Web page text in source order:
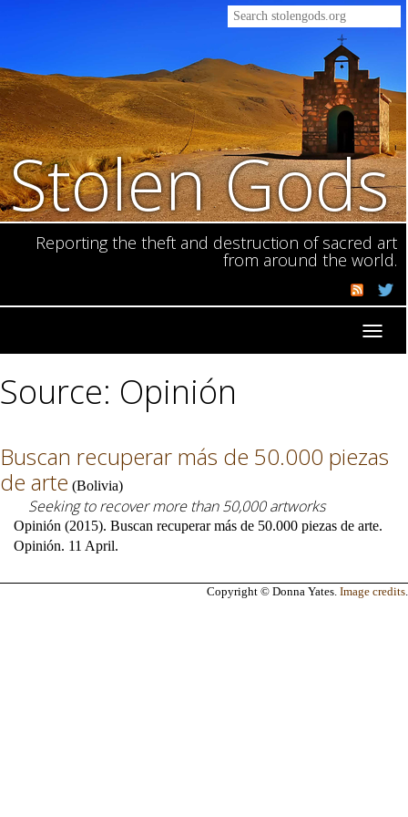
Stolen Gods
Reporting the theft and destruction of sacred art
from around the world.
Source: Opinión
Buscan recuperar más de 50.000 piezas
de arte (Bolivia)
Seeking to recover more than 50,000 artworks
Opinión (2015). Buscan recuperar más de 50.000 piezas de arte.
Opinión. 11 April.
Copyright © Donna Yates. Image credits